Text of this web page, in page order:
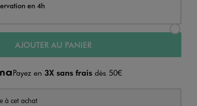
en 4h
AJOUTER AU PANIER
Payez en 3X sans fraisdès 50€
à cet achat